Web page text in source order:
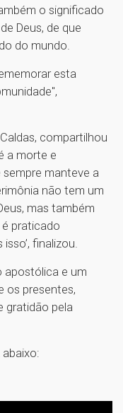
o significado
Deus, de que
do mundo.
esta
compartilhou
a morte e
manteve a
não tem um
mas também
praticado
finalizou.
apostólica e um
os presentes,
gratidão pela